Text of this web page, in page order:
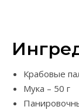
Крабовые
Мука – 50 г